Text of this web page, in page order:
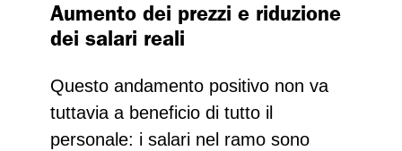
Aumento dei prezzi e riduzione
dei salari reali
Questo andamento positivo non va
tuttavia a beneficio di tutto il
personale: i salari nel ramo sono